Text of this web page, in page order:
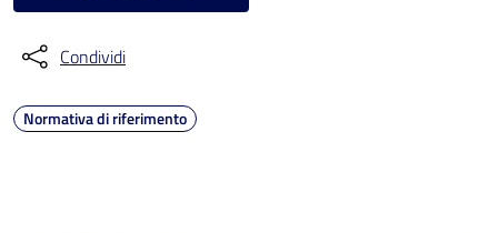
Condividi
Normativa di riferimento